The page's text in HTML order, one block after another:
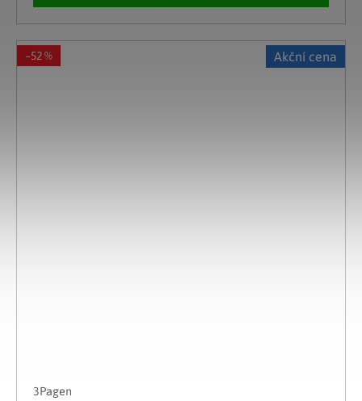
Akční cena
–52 %
3Pagen